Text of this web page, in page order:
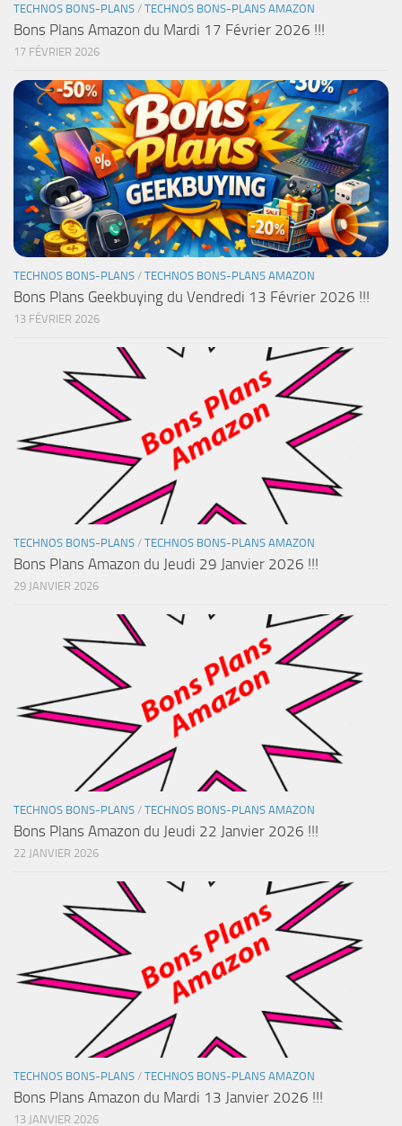
TECHNOS BONS-PLANS / TECHNOS BONS-PLANS AMAZON
Bons Plans Amazon du Mardi 17 Février 2026 !!!
17 FÉVRIER 2026
TECHNOS BONS-PLANS / TECHNOS BONS-PLANS AMAZON
Bons Plans Geekbuying du Vendredi 13 Février 2026 !!!
13 FÉVRIER 2026
TECHNOS BONS-PLANS / TECHNOS BONS-PLANS AMAZON
Bons Plans Amazon du Jeudi 29 Janvier 2026 !!!
29 JANVIER 2026
TECHNOS BONS-PLANS / TECHNOS BONS-PLANS AMAZON
Bons Plans Amazon du Jeudi 22 Janvier 2026 !!!
22 JANVIER 2026
TECHNOS BONS-PLANS / TECHNOS BONS-PLANS AMAZON
Bons Plans Amazon du Mardi 13 Janvier 2026 !!!
13 JANVIER 2026